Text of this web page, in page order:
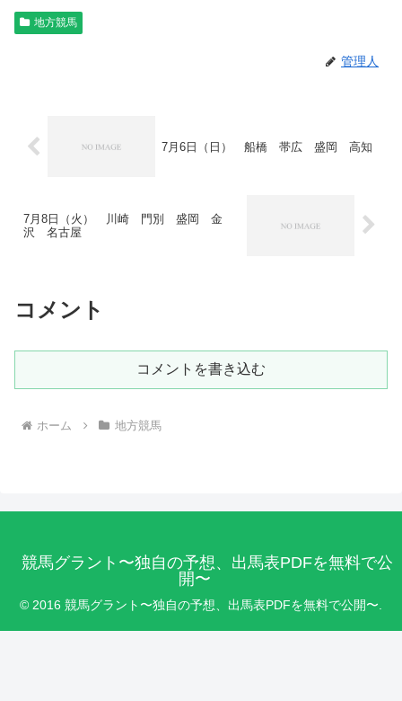
地方競馬
管理人
7月6日（日） 船橋 帯広 盛岡 高知
7月8日（火） 川崎 門別 盛岡 金
沢 名古屋
コメント
コメントを書き込む
ホーム 地方競馬
競馬グラント〜独自の予想、出馬表PDFを無料で公
開〜
© 2016 競馬グラント〜独自の予想、出馬表PDFを無料で公開〜.